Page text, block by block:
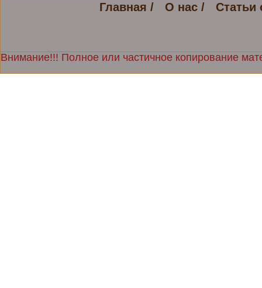
Главная / О нас / Статьи
Внимание!!! Полное или частичное копирование